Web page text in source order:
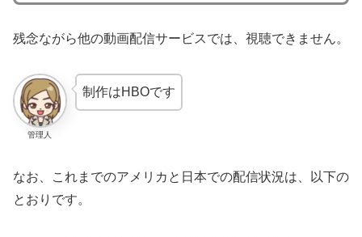
残念ながら他の動画配信サービスでは、視聴できません。
管理人
制作はHBOです
なお、これまでのアメリカと日本での配信状況は、以下の
とおりです。